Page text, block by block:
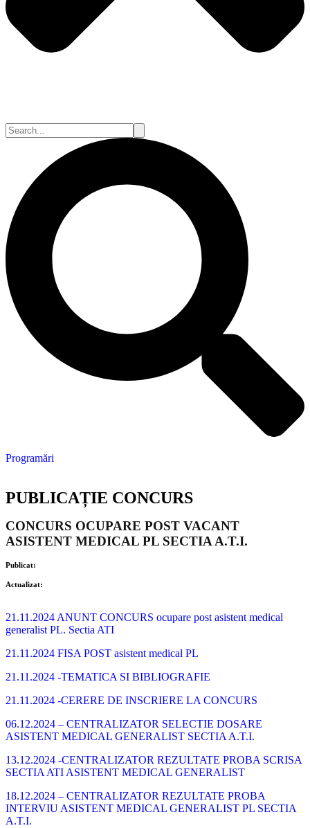
Programări
PUBLICAȚIE CONCURS
CONCURS OCUPARE POST VACANT
ASISTENT MEDICAL PL SECTIA A.T.I.
Publicat:
Actualizat:
21.11.2024 ANUNT CONCURS ocupare post asistent medical
generalist PL. Sectia ATI
21.11.2024 FISA POST asistent medical PL
21.11.2024 -TEMATICA SI BIBLIOGRAFIE
21.11.2024 -CERERE DE INSCRIERE LA CONCURS
06.12.2024 – CENTRALIZATOR SELECTIE DOSARE
ASISTENT MEDICAL GENERALIST SECTIA A.T.I.
13.12.2024 -CENTRALIZATOR REZULTATE PROBA SCRISA
SECTIA ATI ASISTENT MEDICAL GENERALIST
18.12.2024 – CENTRALIZATOR REZULTATE PROBA
INTERVIU ASISTENT MEDICAL GENERALIST PL SECTIA
A.T.I.